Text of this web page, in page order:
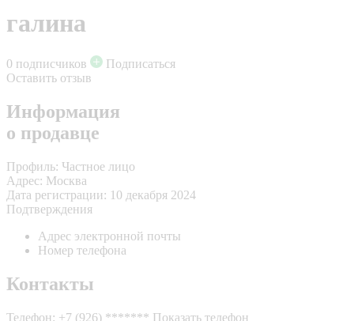
галина
0 подписчиков
Подписаться
Оставить отзыв
Информация
о продавце
Профиль: Частное лицо
Адрес: Москва
Дата регистрации: 10 декабря 2024
Подтверждения
Адрес электронной почты
Номер телефона
Контакты
Телефон: +7 (926) ******* Показать телефон